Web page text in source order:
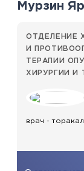
Мурзин
ОТДЕЛЕНИЕ
И
ТЕРАПИИ
ХИРУРГИИ И
врач -